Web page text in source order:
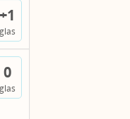
+1
glas
0
glas